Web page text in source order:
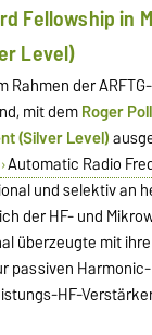
Fellowship in
Level)
Rahmen der
mit demRoger
(Silver Level)
Automatic Radio
und selektiv an
der HF- und
überzeugte mit
passiven
HF-